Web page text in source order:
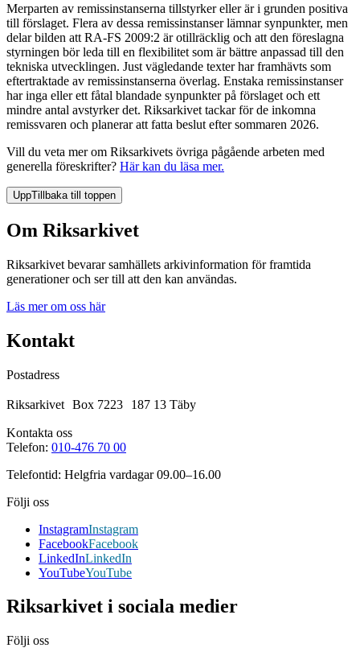
Merparten av remissinstanserna tillstyrker eller är i grunden positiva
till förslaget. Flera av dessa remissinstanser lämnar synpunkter, men
delar bilden att RA-FS 2009:2 är otillräcklig och att den föreslagna
styrningen bör leda till en flexibilitet som är bättre anpassad till den
tekniska utvecklingen. Just vägledande texter har framhävts som
eftertraktade av remissinstanserna överlag. Enstaka remissinstanser
har inga eller ett fåtal blandade synpunkter på förslaget och ett
mindre antal avstyrker det. Riksarkivet tackar för de inkomna
remissvaren och planerar att fatta beslut efter sommaren 2026.
Vill du veta mer om Riksarkivets övriga pågående arbeten med
generella föreskrifter? Här kan du läsa mer.
UppTillbaka till toppen
Om Riksarkivet
Riksarkivet bevarar samhällets arkivinformation för framtida
generationer och ser till att den kan användas.
Läs mer om oss här
Kontakt
Postadress
Riksarkivet Box 7223 187 13 Täby
Kontakta oss
Telefon: 010-476 70 00
Telefontid: Helgfria vardagar 09.00–16.00
Följi oss
InstagramInstagram
FacebookFacebook
LinkedInLinkedIn
YouTubeYouTube
Riksarkivet i sociala medier
Följi oss